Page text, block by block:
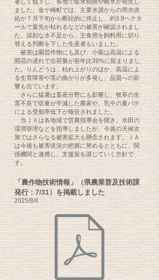
著しく低下し、各地で取水制限や断水が発生し
ました。金ケ崎町では、主要水源からの用水供
給が７月下旬から断続的に停止し、約3.9ヘクタ
ールで葉先が枯れるなどの被害が確認されまし
た。深刻な水不足から、主食用を飼料用に切り
替える判断を下した生産者もいました。
被害は園芸作物にも及び、小菊は高温による
開花の遅れで出荷量が前年比38%に留まりまし
た。りんどうは、枯れ上がりのほか、高温によ
る生育障害や茎の曲がりが多発し、品質への影
響も出ています。
さらに猛暑は畜産分野にも影響し、牧草の生
育不良で収量が半減した農家や、乳牛の夏バテ
による受胎率低下が報告されました。
当ＪＡは各地域で営農指導会を開き、水田の
湿潤管理などを指導しましたが、今後の天候次
第ではさらなる被害拡大も懸念されます。ＪＡ
は今後も被害状況の把握に努めるとともに、関
係機関と連携し、支援策を講じていく方針で
す。
「農作物技術情報」（県農業普及技術課
発行：7/31）を掲載しました
2025/8/4